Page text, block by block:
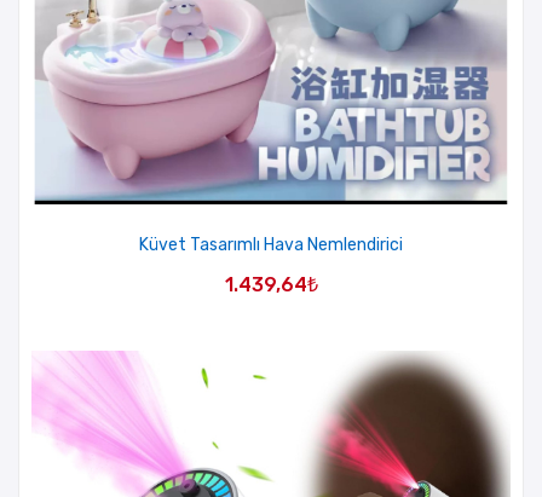
Küvet Tasarımlı Hava Nemlendirici
1.439,64₺